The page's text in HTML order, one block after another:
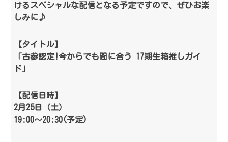
けるスペシャルな配信となる予定ですので、ぜひお楽
しみに♪
【タイトル】
「古参認定!今からでも間に合う 17期生箱推しガイ
ド」
【配信日時】
2月25日（土）
19:00～20:30(予定)